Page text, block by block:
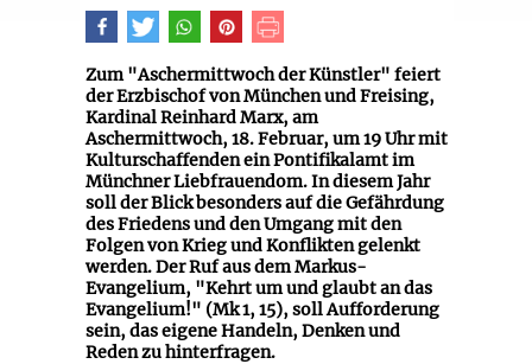
Zum "Aschermittwoch der Künstler" feiert
der Erzbischof von München und Freising,
Kardinal Reinhard Marx, am
Aschermittwoch, 18. Februar, um 19 Uhr mit
Kulturschaffenden ein Pontifikalamt im
Münchner Liebfrauendom. In diesem Jahr
soll der Blick besonders auf die Gefährdung
des Friedens und den Umgang mit den
Folgen von Krieg und Konflikten gelenkt
werden. Der Ruf aus dem Markus-
Evangelium, "Kehrt um und glaubt an das
Evangelium!" (Mk 1, 15), soll Aufforderung
sein, das eigene Handeln, Denken und
Reden zu hinterfragen.